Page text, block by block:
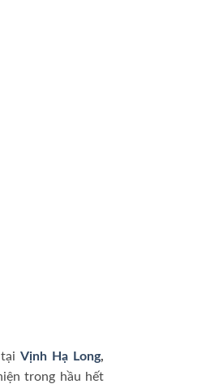
Vịnh Hạ Long,
trong hầu hết